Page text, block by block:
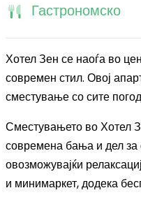
Гастрономско
Хотел Зен се наоѓа во
современ стил. Овој
сместување со сите
Сместувањето во Хотел
современа бања и дел за
овозможувајќи
и минимаркет, додека